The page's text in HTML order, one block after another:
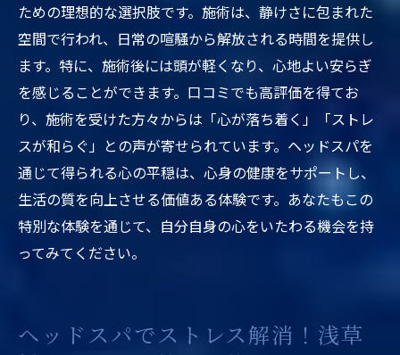
ための理想的な選択肢です。施術は、静けさに包まれた
空間で行われ、日常の喧騒から解放される時間を提供し
ます。特に、施術後には頭が軽くなり、心地よい安らぎ
を感じることができます。口コミでも高評価を得てお
り、施術を受けた方々からは「心が落ち着く」「ストレ
スが和らぐ」との声が寄せられています。ヘッドスパを
通じて得られる心の平穏は、心身の健康をサポートし、
生活の質を向上させる価値ある体験です。あなたもこの
特別な体験を通じて、自分自身の心をいたわる機会を持
ってみてください。
ヘッドスパでストレス解消！浅草